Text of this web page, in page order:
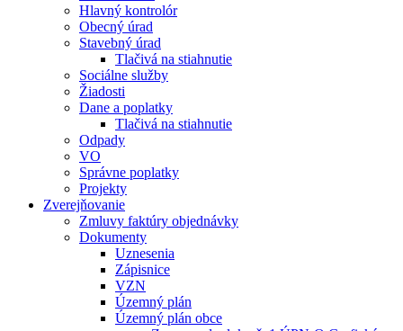
Hlavný kontrolór
Obecný úrad
Stavebný úrad
Tlačivá na stiahnutie
Sociálne služby
Žiadosti
Dane a poplatky
Tlačivá na stiahnutie
Odpady
VO
Správne poplatky
Projekty
Zverejňovanie
Zmluvy faktúry objednávky
Dokumenty
Uznesenia
Zápisnice
VZN
Územný plán
Územný plán obce